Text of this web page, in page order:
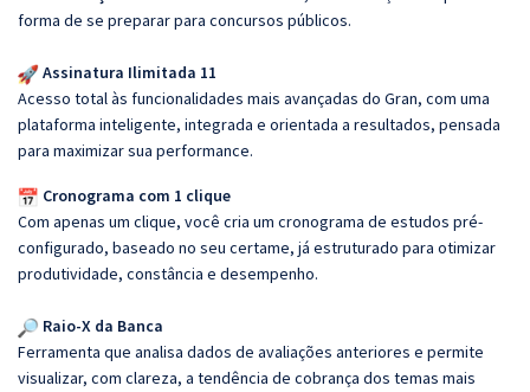
forma de se preparar para concursos públicos.
Assinatura Ilimitada 11
Acesso total às funcionalidades mais avançadas do Gran, com uma
plataforma inteligente, integrada e orientada a resultados, pensada
para maximizar sua performance.
Cronograma com 1 clique
Com apenas um clique, você cria um cronograma de estudos pré-
configurado, baseado no seu certame, já estruturado para otimizar
produtividade, constância e desempenho.
Raio-X da Banca
Ferramenta que analisa dados de avaliações anteriores e permite
visualizar, com clareza, a tendência de cobrança dos temas mais